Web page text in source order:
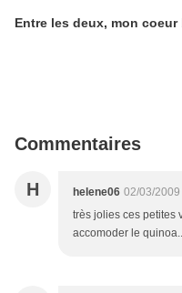
Entre les deux, mon
Commentaires
H helene06 02/03/2009
très jolies ces petites
accomoder le